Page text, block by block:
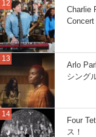
Charlie
Concert
Arlo
シング
Four
ス！